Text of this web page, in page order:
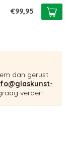
€99,95
dan gerust
verder!